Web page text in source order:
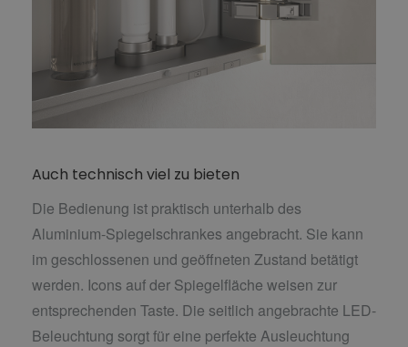
Auch technisch viel zu bieten
Die Bedienung ist praktisch unterhalb des
Aluminium-Spiegelschrankes angebracht. Sie kann
im geschlossenen und geöffneten Zustand betätigt
werden. Icons auf der Spiegelfläche weisen zur
entsprechenden Taste. Die seitlich angebrachte LED-
Beleuchtung sorgt für eine perfekte Ausleuchtung